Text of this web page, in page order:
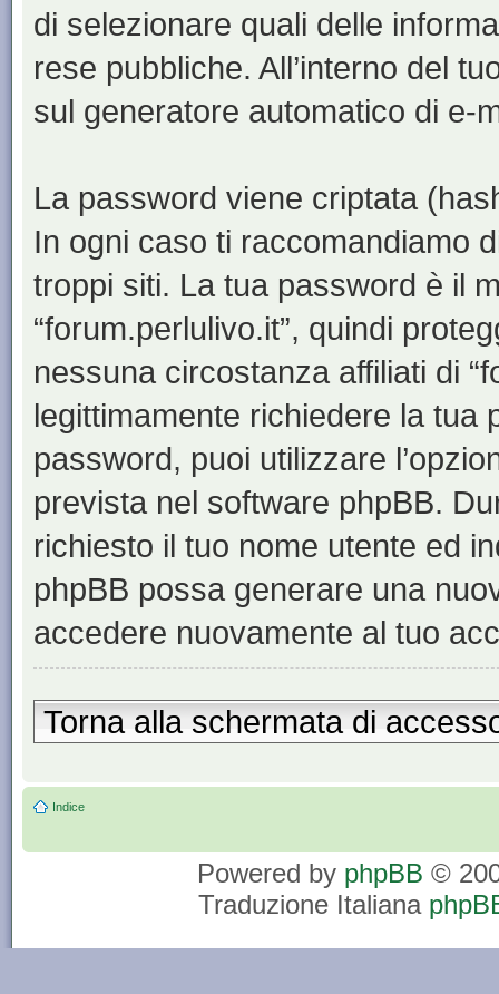
di selezionare quali delle
rese pubbliche. All’interno del
sul generatore automatico di e-
La password viene criptata
In ogni caso ti raccomandiamo
troppi siti. La tua password è il
“forum.perlulivo.it”, quindi
nessuna circostanza affiliati di
legittimamente richiedere la tua
password, puoi utilizzare
prevista nel software phpBB.
richiesto il tuo nome utente ed
phpBB possa generare una
accedere nuovamente al tuo
Torna alla schermata di
Indice
Powered by phpBB ©
Traduzione Italiana